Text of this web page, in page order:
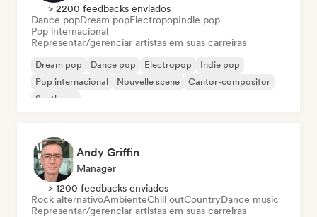
> 2200 feedbacks enviados
Dance popDream popElectropopIndie pop
Pop internacional
Representar/gerenciar artistas em suas carreiras
Dream pop Dance pop Electropop
Indie pop
Pop internacional
Nouvelle scene
Cantor-compositor
Synthpop
Andy Griffin
Manager
> 1200 feedbacks enviados
Rock alternativoAmbienteChill outCountryDance music
Representar/gerenciar artistas em suas carreiras